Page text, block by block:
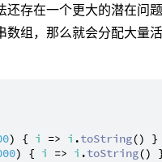
存在一个更大的潜在问
数组，那么就会分配大量
) { i => i .toString() }
) { i => i .toString()